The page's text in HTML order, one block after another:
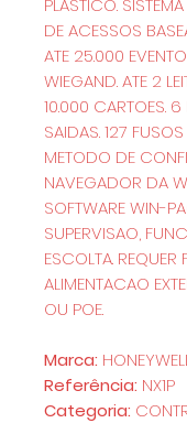
PLASTICO.
DE ACESSOS
ATE 25.000
WIEGAND. ATE 2
10.000 CARTOES.
SAIDAS. 127
METODO DE
NAVEGADOR DA
SOFTWARE WIN-
SUPERVISAO,
ESCOLTA. REQUER
ALIMENTACAO
OU POE.
Marca:
Referência: NX1P
Categoria: